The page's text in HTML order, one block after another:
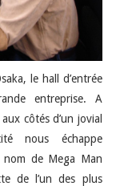
le hall d’entrée
entreprise. A
côtés d’un jovial
nous échappe
nom de Mega Man
de l’un des plus